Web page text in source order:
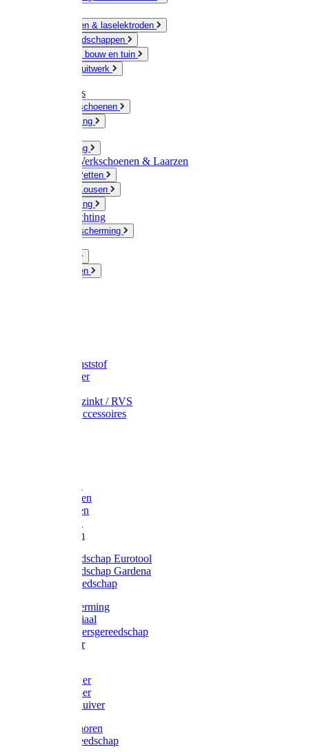
Slijpschijven & laselektroden
Handgereedschappen
IJzerwaren bouw en tuin
Hang en sluitwerk
Disposables
Werkhandschoenen
Regenkleding
Werkkleding
Wandel-/ Werkschoenen & Laarzen
Hoeden / Petten
Sokken / Kousen
Winterkleding
Winkelinrichting
Gelaatsbescherming
Knaagdieren
Emmer kunststof
Schepemmer
Emmer verzinkt / RVS
Regenton accessoires
Gazonharken
Asfaltharken
Hooiharken
Handgereedschap Eurotool
Handgereedschap Gardena
Kindergereedschap
Kniebescherming
Afzetmateriaal
Stratenmakersgereedschap
Straathamer
Mestschuiver
Mestschraper
Sneeuwschuiver
Zeis toebehoren
Baggergereedschap